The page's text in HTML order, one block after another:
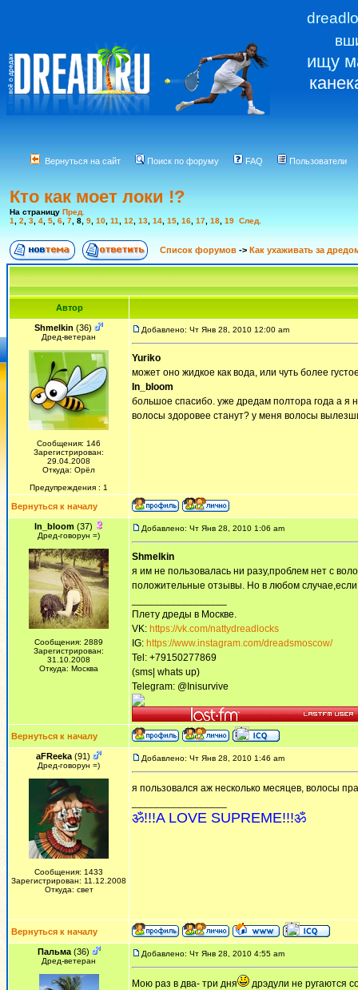
ищу
Вернуться на сайт Поиск по форуму FAQ Пользователи
Кто как моет локи !?
На страницу Пред.
1
2 3 4 5 6 7 8 9 10 11 12 13 14 15 16 17 18 19 След.
Список форумов -> Как ухаживать за
Автор
Shmelkin (36)
Дред-ветеран
Сообщения: 146
Зарегистрирован:
29.04.2008
Откуда: Орёл
Предупреждения : 1
Добавлено: Чт Янв 28, 2010 12:00 am
Yuriko
может оно жидкое как вода, или чуть более
In_bloom
большое спасибо. уже дредам полтора года а я
волосы здоровее станут? у меня волосы
Вернуться к началу
In_bloom(37)
Дред-говорун =)
Сообщения: 2889
Зарегистрирован:
31.10.2008
Откуда: Москва
Добавлено: Чт Янв 28, 2010 1:06 am
Shmelkin
я им не пользовалась ни разу,проблем нет с
положительные отзывы. Но в любом
Плету дреды в Москве.
VK: https://vk.com/nattydreadlocks
IG: https://www.instagram.com/dreadsmoscow/
Tel: +79150277869
(sms| whats up)
Telegram: @Inisurvive
Вернуться к началу
aFReeka (91)
Дред-говорун =)
Сообщения: 1433
Зарегистрирован: 11.12.2008
Откуда: свет
Добавлено: Чт Янв 28, 2010 1:46 am
я пользовался аж несколько месяцев, волосы
ॐ!!!A LOVE SUPREME!!!ॐ
Вернуться к началу
Пальма(36)
Дред-ветеран
Добавлено: Чт Янв 28, 2010 4:55 am
Мою раз в два- три дня
дрэдули не ругаются